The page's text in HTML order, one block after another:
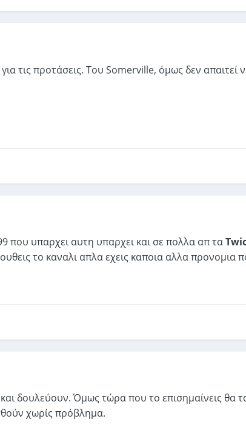
για τις προτάσεις. Του Somerville, όμως δεν απαιτεί
που υπαρχει αυτη υπαρχει και σε πολλα απ τα
το καναλι απλα εχεις καποια αλλα
δουλεύουν. Όμως τώρα που το επισημαίνεις
χωρίς πρόβλημα.